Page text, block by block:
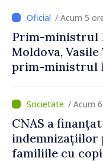
/ Acum 5
Prim-ministrul
Moldova, Vasile
prim-ministrul
despre
al Republicii/ Acum
CNAS a
indemnizațiilor
familiile cu